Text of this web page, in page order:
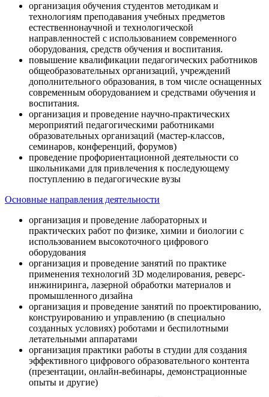
организация обучения студентов методикам и
технологиям преподавания учебных предметов
естественнонаучной и технологической
направленностей с использованием современного
оборудования, средств обучения и воспитания.
повышение квалификации педагогических работников
общеобразовательных организаций, учреждений
дополнительного образования, в том числе оснащенных
современным оборудованием и средствами обучения и
воспитания.
организация и проведение научно-практических
мероприятий педагогическими работниками
образовательных организаций (мастер-классов,
семинаров, конференций, форумов)
проведение профориентационной деятельности со
школьниками для привлечения к последующему
поступлению в педагогические вузы
Основные направления деятельности
организация и проведение лабораторных и
практических работ по физике, химии и биологии с
использованием высокоточного цифрового
оборудования
организация и проведение занятий по практике
применения технологий 3D моделирования, реверс-
инжиниринга, лазерной обработки материалов и
промышленного дизайна
организация и проведение занятий по проектированию,
конструированию и управлению (в специально
созданных условиях) роботами и беспилотными
летательными аппаратами
организация практики работы в студии для создания
эффективного цифрового образовательного контента
(презентации, онлайн-вебинары, демонстрационные
опыты и другие)